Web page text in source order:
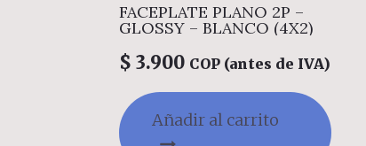
FACEPLATE PLANO 2P –
GLOSSY – BLANCO (4X2)
$ 3.900 COP (antes de IVA)
Añadir al carrito